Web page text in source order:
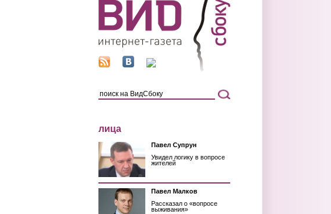
лица
Павел Супрун
Увидел логику в вопросе
жителей
Павел Малков
Рассказал о «вопросе
выживания»